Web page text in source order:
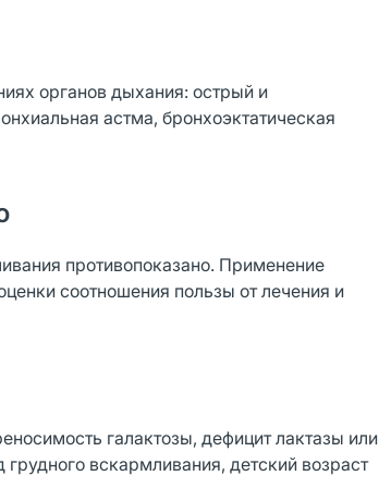
органов дыхания: острый и
астма, бронхоэктатическая
противопоказано. Применение
соотношения пользы от лечения и
галактозы, дефицит лактазы или
вскармливания, детский возраст